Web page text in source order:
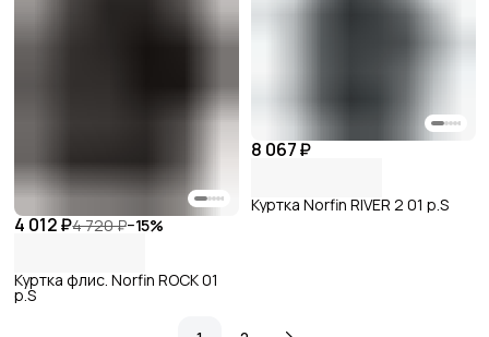
4 012 ₽4 720 ₽−15%
Куртка флис. Norfin ROCK 01
р.S
8 067 ₽
Куртка Norfin RIVER 2 01 р.S